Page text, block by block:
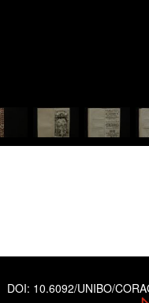
DOI: 10.6092/UNIBO/